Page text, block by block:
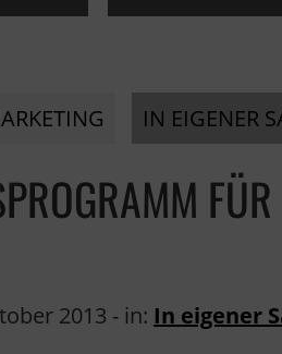
IN EIGENER
2013 - in: In eigener